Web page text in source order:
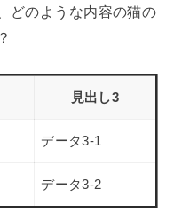
どのような内容の猫の
見出し3
データ3-1
データ3-2